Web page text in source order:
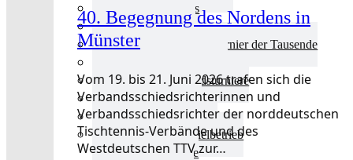
BEM & Qualis
LRL & Qualis
TTT – Tischtennisturnier der Tausende
Weitere Verbandsturniere
Terminkalender
Turnierausrichtung
Mannschaftsspielbetrieb
Vereinsturniere
40. Begegnung des Nordens in
Münster
Vom 19. bis 21. Juni 2026 trafen sich die
Verbandsschiedsrichterinnen und
Verbandsschiedsrichter der norddeutschen
Tischtennis-Verbände und des
Westdeutschen TTV zur…